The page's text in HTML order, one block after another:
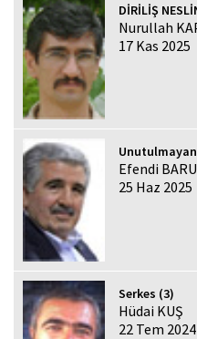
DİRİLİŞ
Nurullah
17 Kas 2025
Efendi
25 Haz 2025
Serkes (3)
Hüdai KUŞ
22 Tem 2024